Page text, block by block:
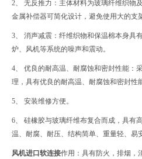
2、 无反推力：主体材料为玻璃纤维织物
金属补偿器可简化设计，避免使用大的支
3、 消声减震：纤维织物和保温棉本身具
炉、风机等系统的噪声和震动。
4、 优良的耐高温、耐腐蚀和密封性能：
理，具有优良的耐高温、耐腐蚀和密封性
5、 安装维修方便。
6、 硅橡胶与玻璃纤维布复合而成，具有
温、耐腐、耐压、结构简单、重量轻、易
风机进口软连接作用：具有防火，排烟，